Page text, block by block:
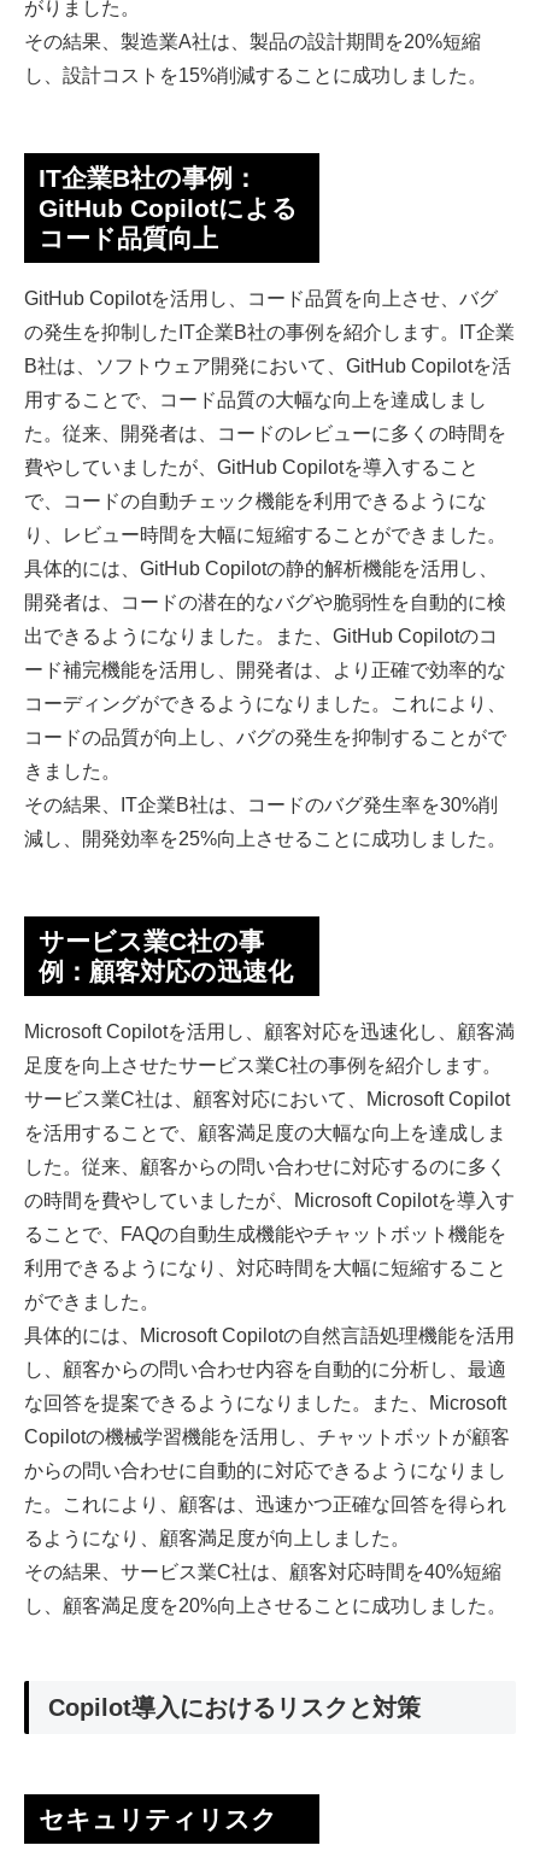
がりました。
その結果、製造業A社は、製品の設計期間を20%短縮
し、設計コストを15%削減することに成功しました。
IT企業B社の事例：
GitHub Copilotによる
コード品質向上
GitHub Copilotを活用し、コード品質を向上させ、バグ
の発生を抑制したIT企業B社の事例を紹介します。IT企業
B社は、ソフトウェア開発において、GitHub Copilotを活
用することで、コード品質の大幅な向上を達成しまし
た。従来、開発者は、コードのレビューに多くの時間を
費やしていましたが、GitHub Copilotを導入すること
で、コードの自動チェック機能を利用できるようにな
り、レビュー時間を大幅に短縮することができました。
具体的には、GitHub Copilotの静的解析機能を活用し、
開発者は、コードの潜在的なバグや脆弱性を自動的に検
出できるようになりました。また、GitHub Copilotのコ
ード補完機能を活用し、開発者は、より正確で効率的な
コーディングができるようになりました。これにより、
コードの品質が向上し、バグの発生を抑制することがで
きました。
その結果、IT企業B社は、コードのバグ発生率を30%削
減し、開発効率を25%向上させることに成功しました。
サービス業C社の事
例：顧客対応の迅速化
Microsoft Copilotを活用し、顧客対応を迅速化し、顧客満
足度を向上させたサービス業C社の事例を紹介します。
サービス業C社は、顧客対応において、Microsoft Copilot
を活用することで、顧客満足度の大幅な向上を達成しま
した。従来、顧客からの問い合わせに対応するのに多く
の時間を費やしていましたが、Microsoft Copilotを導入す
ることで、FAQの自動生成機能やチャットボット機能を
利用できるようになり、対応時間を大幅に短縮すること
ができました。
具体的には、Microsoft Copilotの自然言語処理機能を活用
し、顧客からの問い合わせ内容を自動的に分析し、最適
な回答を提案できるようになりました。また、Microsoft
Copilotの機械学習機能を活用し、チャットボットが顧客
からの問い合わせに自動的に対応できるようになりまし
た。これにより、顧客は、迅速かつ正確な回答を得られ
るようになり、顧客満足度が向上しました。
その結果、サービス業C社は、顧客対応時間を40%短縮
し、顧客満足度を20%向上させることに成功しました。
Copilot導入におけるリスクと対策
セキュリティリスク